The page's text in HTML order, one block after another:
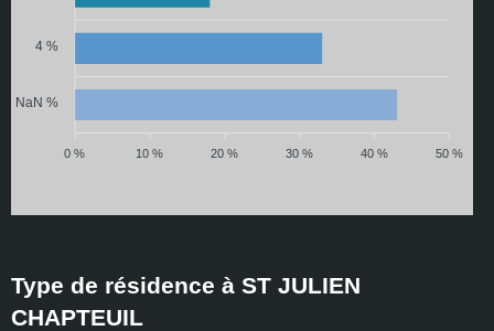
4 %
NaN %
50 %
40 %
30 %
20 %
10 %
0 %
Type de résidence à ST JULIEN
CHAPTEUIL